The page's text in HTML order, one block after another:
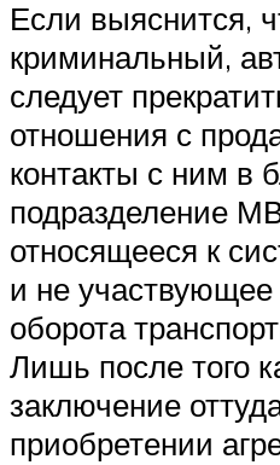
Если выяснится,
криминальный,
следует
отношения с
контакты с ним в
подразделение
относящееся к
и не участвующее
оборота
Лишь после того
заключение
приобретении